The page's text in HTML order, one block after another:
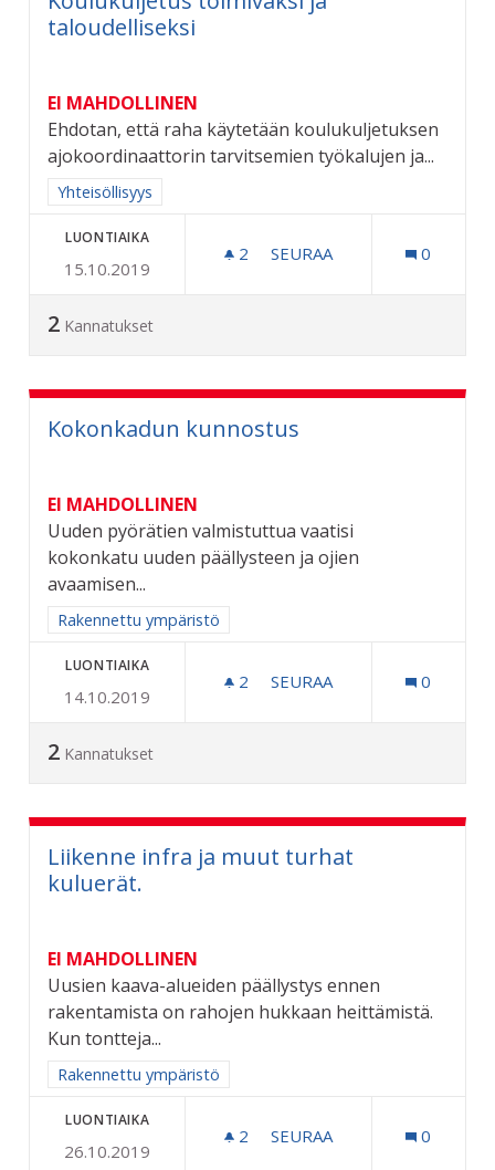
taloudelliseksi
EI MAHDOLLINEN
Ehdotan, että raha käytetään koulukuljetuksen
ajokoordinaattorin tarvitsemien työkalujen ja...
Rajaa tulokset aihepiirin mukaan: Yhteisöllisyys
Yhteisöllisyys
LUONTIAIKA
15.10.2019
2 2 SEURAAJAA
SEURAA 0
2 Kannatukset
Kokonkadun kunnostus
EI MAHDOLLINEN
Uuden pyörätien valmistuttua vaatisi
kokonkatu uuden päällysteen ja ojien
avaamisen...
Rajaa tulokset aihepiirin mukaan: Rakennettu ympäristö
Rakennettu ympäristö
LUONTIAIKA
14.10.2019
2 2 SEURAAJAA
SEURAA 0
2 Kannatukset
Liikenne infra ja muut turhat
kuluerät.
EI MAHDOLLINEN
Uusien kaava-alueiden päällystys ennen
rakentamista on rahojen hukkaan heittämistä.
Kun tontteja...
Rajaa tulokset aihepiirin mukaan: Rakennettu ympäristö
Rakennettu ympäristö
LUONTIAIKA
26.10.2019
2 2 SEURAAJAA
SEURAA 0